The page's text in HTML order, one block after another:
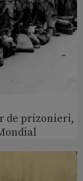
de prizonieri,